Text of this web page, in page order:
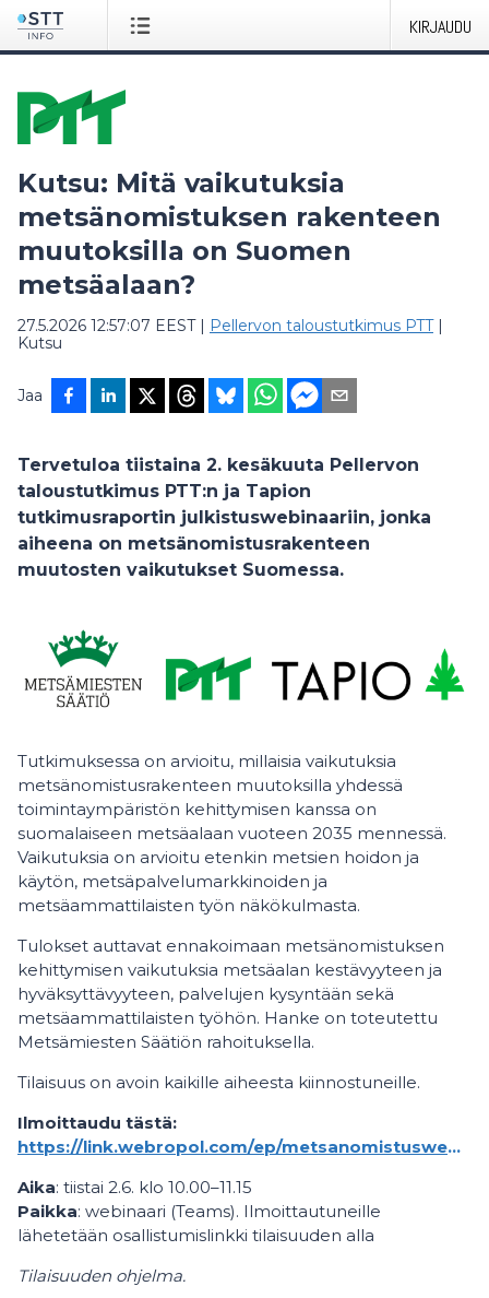
KIRJAUDU
Kutsu: Mitä vaikutuksia
metsänomistuksen rakenteen
muutoksilla on Suomen
metsäalaan?
27.5.2026 12:57:07 EEST| Pellervon taloustutkimus PTT |
Kutsu
Jaa
Tervetuloa tiistaina 2. kesäkuuta Pellervon
taloustutkimus PTT:n ja Tapion
tutkimusraportin julkistuswebinaariin, jonka
aiheena on metsänomistusrakenteen
muutosten vaikutukset Suomessa.
Tutkimuksessa on arvioitu, millaisia vaikutuksia
metsänomistusrakenteen muutoksilla yhdessä
toimintaympäristön kehittymisen kanssa on
suomalaiseen metsäalaan vuoteen 2035 mennessä.
Vaikutuksia on arvioitu etenkin metsien hoidon ja
käytön, metsäpalvelumarkkinoiden ja
metsäammattilaisten työn näkökulmasta.
Tulokset auttavat ennakoimaan metsänomistuksen
kehittymisen vaikutuksia metsäalan kestävyyteen ja
hyväksyttävyyteen, palvelujen kysyntään sekä
metsäammattilaisten työhön. Hanke on toteutettu
Metsämiesten Säätiön rahoituksella.
Tilaisuus on avoin kaikille aiheesta kiinnostuneille.
Ilmoittaudu tästä:
https://link.webropol.com/ep/metsanomistuswebinaari26
Aika: tiistai 2.6. klo 10.00–11.15
Paikka: webinaari (Teams). Ilmoittautuneille
lähetetään osallistumislinkki tilaisuuden alla
Tilaisuuden ohjelma.